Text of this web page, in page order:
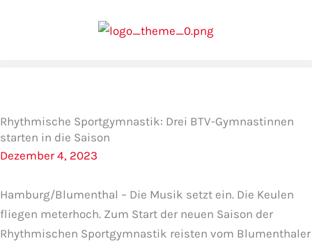
Rhythmische Sportgymnastik: Drei BTV-Gymnastinnen
starten in die Saison
Dezember 4, 2023
Hamburg/Blumenthal – Die Musik setzt ein. Die Keulen
fliegen meterhoch. Zum Start der neuen Saison der
Rhythmischen Sportgymnastik reisten vom Blumenthaler